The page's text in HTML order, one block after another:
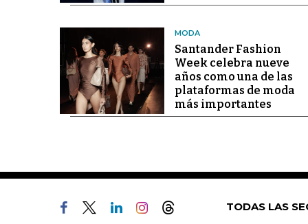
MODA
Santander Fashion
Week celebra nueve
años como una de las
plataformas de moda
más importantes
TODAS LAS